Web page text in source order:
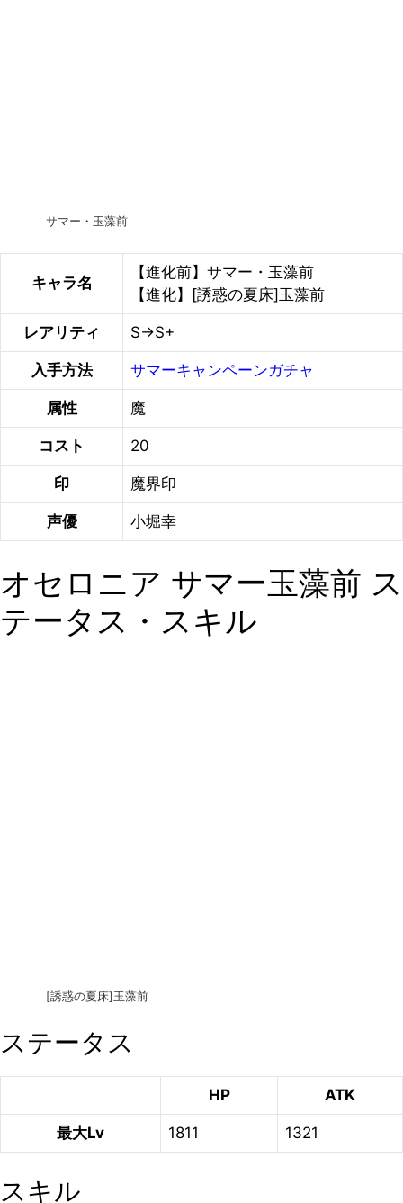
サマー・玉藻前
キャラ名
【進化前】サマー・玉藻前
【進化】[誘惑の夏床]玉藻前
レアリティ S→S+
入手方法 サマーキャンペーンガチャ
属性 魔
コスト 20
印 魔界印
声優 小堀幸
オセロニア サマー玉藻前 ス
テータス・スキル
[誘惑の夏床]玉藻前
ステータス
HP ATK
最大Lv 1811 1321
スキル